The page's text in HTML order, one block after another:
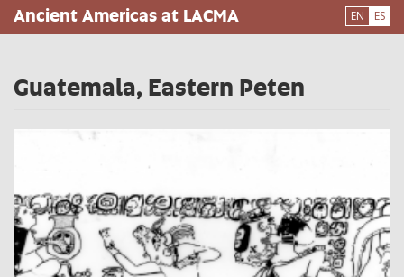
Pasar
al
principal
Ancient Americas at LACMA EN ES
Guatemala, Eastern Peten